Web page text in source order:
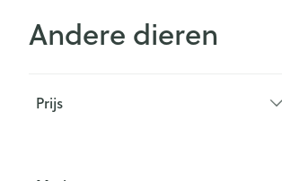
Andere dieren
Prijs